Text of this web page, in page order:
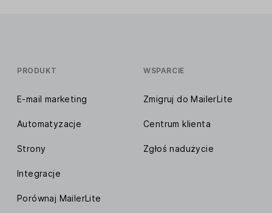
PRODUKT
E-mail marketing
Automatyzacje
Strony
Integracje
Porównaj MailerLite
WSPARCIE
Zmigruj do MailerLite
Centrum klienta
Zgłoś nadużycie